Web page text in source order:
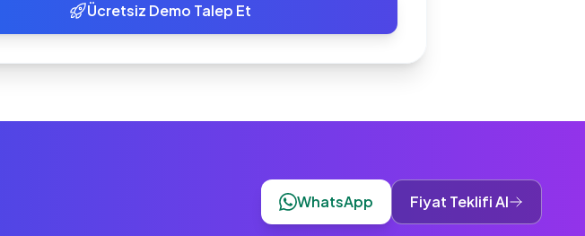
Ücretsiz Demo Talep Et
WhatsApp Fiyat Teklifi Al